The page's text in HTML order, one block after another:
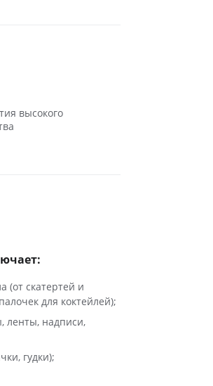
высокого
(от скатертей и
для коктейлей);
ленты, надписи,
гудки);